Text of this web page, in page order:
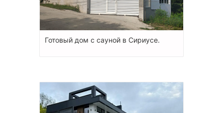
Готовый дом с сауной в Сириусе.